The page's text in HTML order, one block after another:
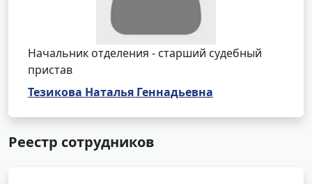
Начальник отделения - старший судебный
пристав
Тезикова Наталья Геннадьевна
Реестр сотрудников